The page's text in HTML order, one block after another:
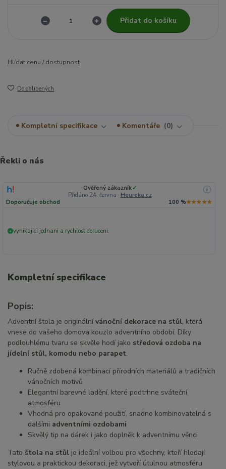
Přidat do košíku
Hlídat cenu / dostupnost
Do oblíbených
Kompletní specifikace Komentáře 0
Řekli o nás
Ověřený zákazník ✓
Přidáno 24. června · Heureka.cz
i
Doporučuje obchod 100 %★★★★★
+ vynikajici jednani a rychlost doruceni.
Kompletní specifikace
Popis:
Adventní štola je originální vánoční dekorace na stůl, která
vnese do vašeho domova kouzlo adventního období. Díky
podlouhlému tvaru se skvěle hodí jako středová ozdoba na
jídelní stůl, komodu nebo parapet.
Ručně zdobená kombinací přírodních materiálů a tradičních
vánočních motivů
Elegantní barevné ladění, které podtrhne sváteční
atmosféru
Vhodná pro opakované použití, snadno kombinovatelná s
dalšími adventními ozdobami
Skvělý tip na dárek i jako doplněk k adventnímu věnci
Tato štola na stůl je ideální volbou pro všechny, kteří hledají
stylovou a praktickou dekoraci, jež vytvoří útulnou atmosféru